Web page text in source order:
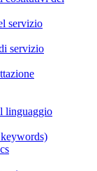
servizio
servizio
linguaggio